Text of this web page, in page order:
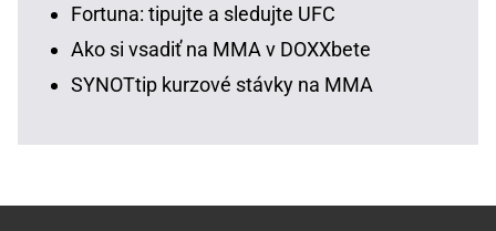
Fortuna: tipujte a sledujte UFC
Ako si vsadiť na MMA v DOXXbete
SYNOTtip kurzové stávky na MMA